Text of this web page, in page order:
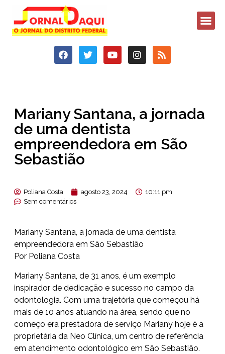
Mariany Santana, a jornada
de uma dentista
empreendedora em São
Sebastião
Poliana Costa agosto 23, 2024
10:11 pm
Sem comentários
Mariany Santana, a jornada de uma dentista
empreendedora em São Sebastião
Por Poliana Costa
Mariany Santana, de 31 anos, é um exemplo
inspirador de dedicação e sucesso no campo da
odontologia. Com uma trajetória que começou há
mais de 10 anos atuando na área, sendo que no
começo era prestadora de serviço Mariany hoje é a
proprietária da Neo Clínica, um centro de referência
em atendimento odontológico em São Sebastião.